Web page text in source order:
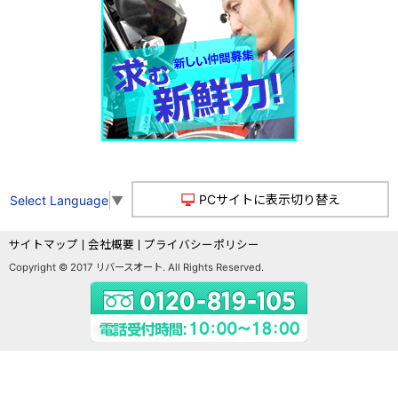
Select Language ▼ PCサイトに表示切り替え
サイトマップ 会社概要 プライバシーポリシー
Copyright © 2017 リバースオート. All Rights Reserved.